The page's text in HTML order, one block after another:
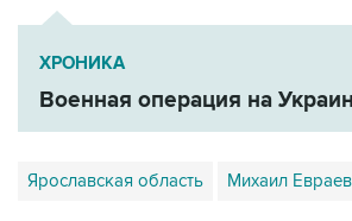
ХРОНИКА
Военная операция на
Ярославская область Михаил Евраев